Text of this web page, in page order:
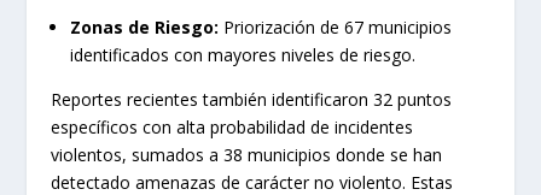
Zonas de Riesgo: Priorización de 67 municipios
identificados con mayores niveles de riesgo.
Reportes recientes también identificaron 32 puntos
específicos con alta probabilidad de incidentes
violentos, sumados a 38 municipios donde se han
detectado amenazas de carácter no violento. Estas